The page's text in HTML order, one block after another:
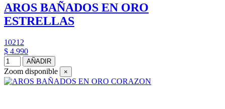
AROS BAÑADOS EN ORO
ESTRELLAS
10212
$ 4.990
AÑADIR
Zoom disponible ×